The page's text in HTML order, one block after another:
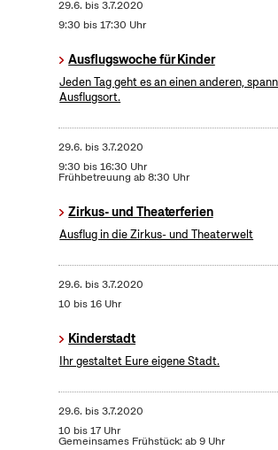
29.6. bis3.7.2020
9:30 bis 17:30 Uhr
Ausflugswoche für Kinder
Jeden Tag geht es an einen anderen,
Ausflugsort.
29.6. bis3.7.2020
9:30 bis 16:30 Uhr
Frühbetreuung ab 8:30 Uhr
Zirkus- und Theaterferien
Ausflug in die Zirkus- und Theaterwelt
29.6. bis3.7.2020
10 bis 16 Uhr
Kinderstadt
Ihr gestaltet Eure eigene Stadt.
29.6. bis3.7.2020
10 bis 17 Uhr
Gemeinsames Frühstück: ab 9 Uhr